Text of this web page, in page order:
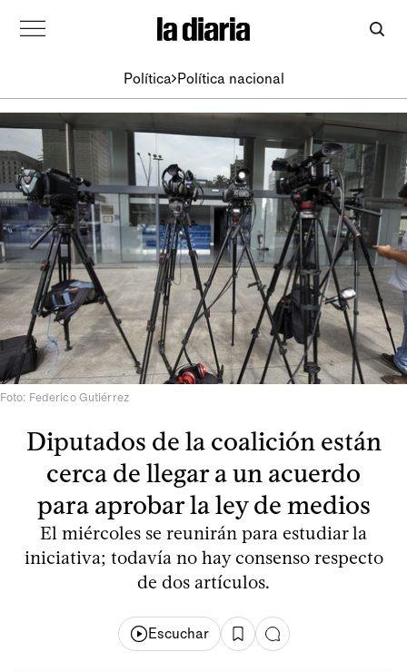
Política Política nacional
Foto: Federico Gutiérrez
Diputados de la coalición están
cerca de llegar a un acuerdo
para aprobar la ley de medios
El miércoles se reunirán para estudiar la
iniciativa; todavía no hay consenso respecto
de dos artículos.
Escuchar